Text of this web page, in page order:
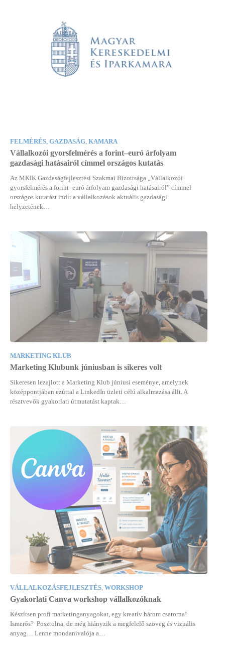
FELMÉRÉS, GAZDASÁG, KAMARA
Vállalkozói gyorsfelmérés a forint–euró árfolyam
gazdasági hatásairól címmel országos kutatás
Az MKIK Gazdaságfejlesztési Szakmai Bizottsága „Vállalkozói
gyorsfelmérés a forint–euró árfolyam gazdasági hatásairól” címmel
országos kutatást indít a vállalkozások aktuális gazdasági
helyzetének…
MARKETING KLUB
Marketing Klubunk júniusban is sikeres volt
Sikeresen lezajlott a Marketing Klub júniusi eseménye, amelynek
középpontjában ezúttal a LinkedIn üzleti célú alkalmazása állt. A
résztvevők gyakorlati útmutatást kaptak…
VÁLLALKOZÁSFEJLESZTÉS, WORKSHOP
Gyakorlati Canva workshop vállalkozóknak
Készítsen profi marketinganyagokat, egy kreatív három csatorna!
Ismerős? Posztolna, de még hiányzik a megfelelő szöveg és vizuális
anyag… Lenne mondanivalója a…